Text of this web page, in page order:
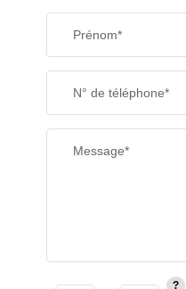
Prénom*
N° de téléphone*
Message*